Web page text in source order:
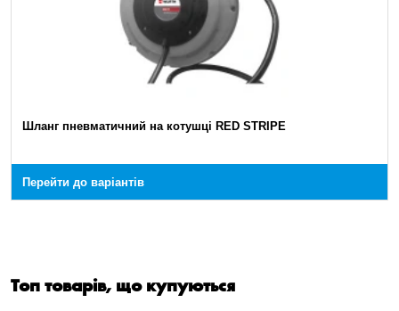
Шланг пневматичний на котушці RED STRIPE
Перейти до варіантів
Топ товарів, що купуються